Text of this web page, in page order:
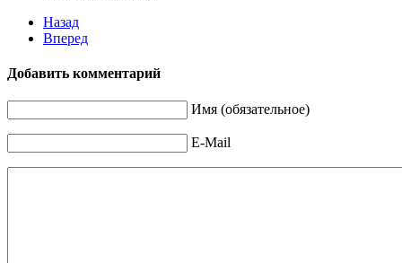
Назад
Вперед
Добавить комментарий
Имя (обязательное)
E-Mail